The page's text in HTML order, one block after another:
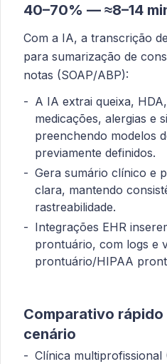
40–70% — ≈8–14
Com a IA, a transcrição
para sumarização de
notas (SOAP/ABP):
A IA extrai queixa,
medicações, alergias e
preenchendo modelos
previamente definidos.
Gera sumário clínico e
clara, mantendo
rastreabilidade.
Integrações EHR
prontuário, com logs e
prontuário/HIPAA
Comparativo
cenário
Clínica multiprofissional